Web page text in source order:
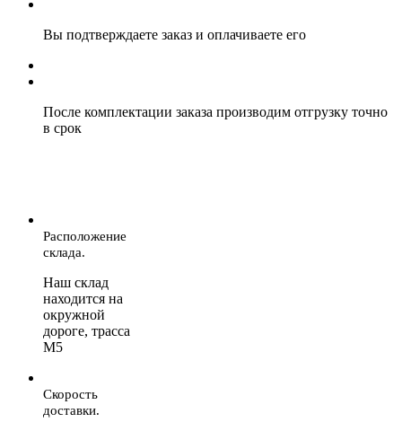
Вы подтверждаете заказ и оплачиваете его
После комплектации заказа производим отгрузку точно
в срок
Расположение
склада.
Наш склад
находится на
окружной
дороге, трасса
М5
Скорость
доставки.